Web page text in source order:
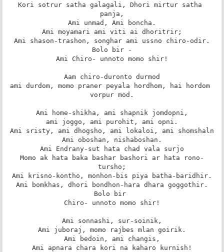
Kori sotrur satha galagali, Dhori mirtur satha
panja,
Ami unmad, Ami boncha.
Ami moyamari ami viti ai dhoritrir;
Ami shason-trashon, songhar ami ussno chiro-odir.
Bolo bir -
Ami Chiro- unnoto momo shir!
Aam chiro-duronto durmod
ami durdom, momo praner peyala hordhom, hai hordom
vorpur mod.
Ami home-shikha, ami shapnik jomdopni,
ami joggo, ami purohit, ami opni.
Ami sristy, ami dhogsho, ami lokaloi, ami shomshaln
Ami oboshan, nishaboshan.
Ami Endrany-sut hata chad vala surjo
Momo ak hata baka bashar bashori ar hata rono-
tursho;
Ami krisno-kontho, monhon-bis piya batha-baridhir.
Ami bomkhas, dhori bondhon-hara dhara goggothir.
Bolo bir
Chiro- unnoto momo shir!
Ami sonnashi, sur-soinik,
Ami juboraj, momo rajbes mlan goirik.
Ami bedoin, ami changis,
Ami apnara chara kori na kaharo kurnish!